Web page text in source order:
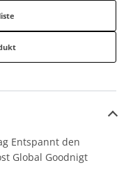
Entspannt den
Global Goodnigt